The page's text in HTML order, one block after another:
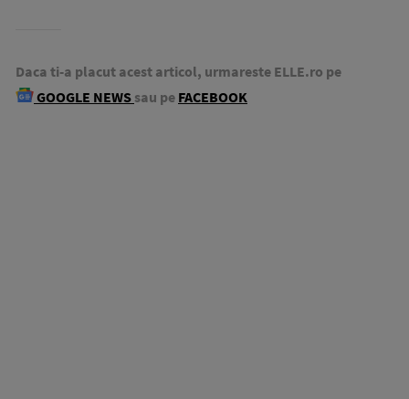
Daca ti-a placut acest articol, urmareste ELLE.ro pe
GOOGLE NEWS sau pe FACEBOOK